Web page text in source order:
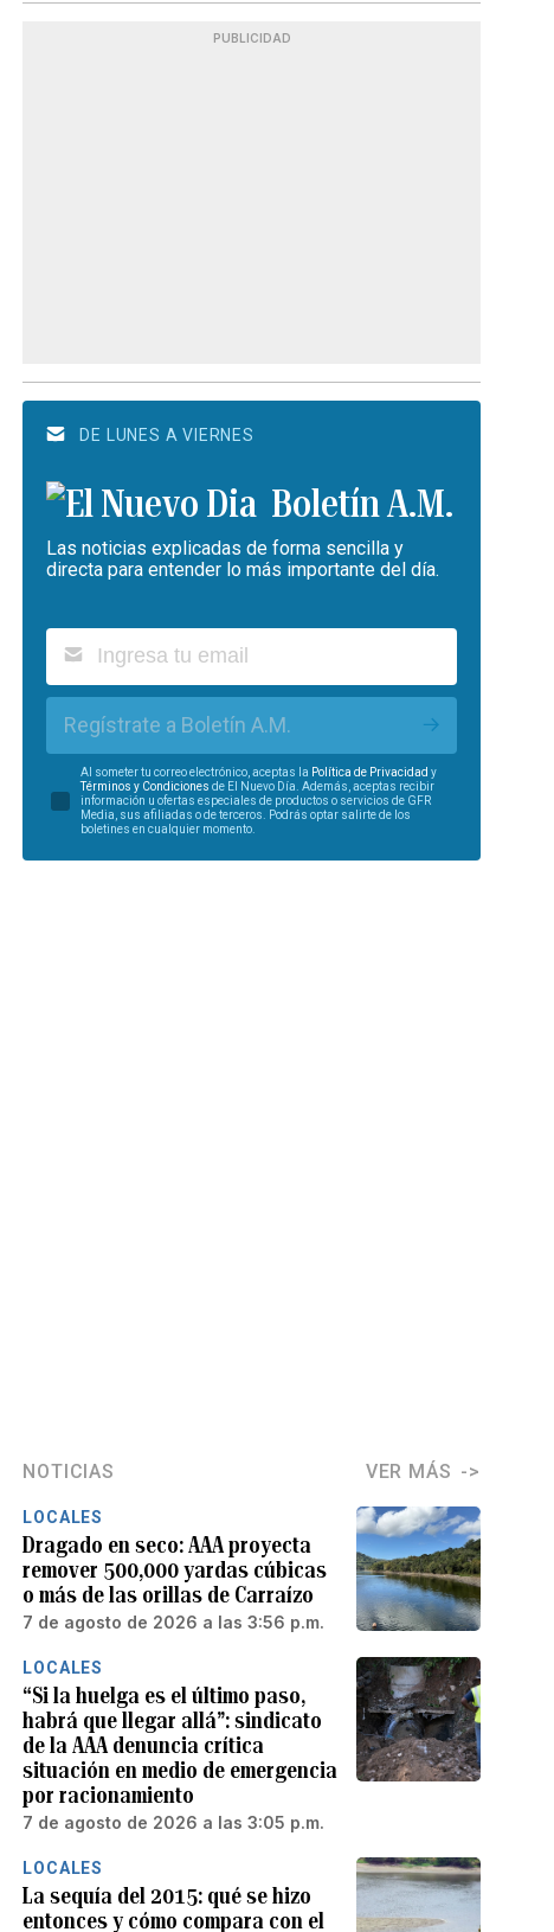
PUBLICIDAD
DE LUNES A VIERNES
Boletín A.M.
Las noticias explicadas de forma sencilla y
directa para entender lo más importante del día.
Regístrate a Boletín A.M.
Al someter tu correo electrónico, aceptas la Política de Privacidad y
Términos y Condiciones de El Nuevo Día. Además, aceptas recibir
información u ofertas especiales de productos o servicios de GFR
Media, sus afiliadas o de terceros. Podrás optar salirte de los
boletines en cualquier momento.
NOTICIAS VER MÁS
LOCALES
Dragado en seco: AAA proyecta
remover 500,000 yardas cúbicas
o más de las orillas de Carraízo
7 de agosto de 2026 a las 3:56 p.m.
LOCALES
“Si la huelga es el último paso,
habrá que llegar allá”: sindicato
de la AAA denuncia crítica
situación en medio de emergencia
por racionamiento
7 de agosto de 2026 a las 3:05 p.m.
LOCALES
La sequía del 2015: qué se hizo
entonces y cómo compara con el